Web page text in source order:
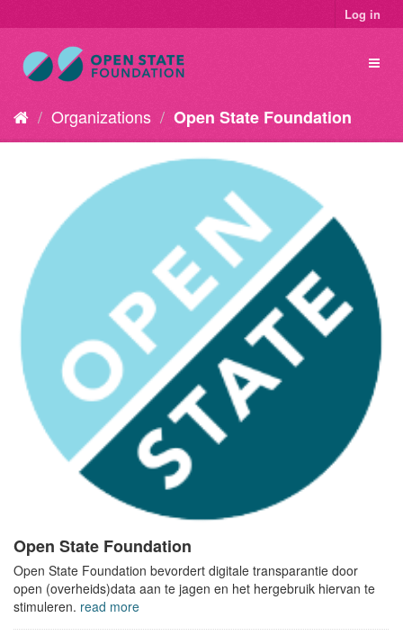
Log in
Organizations Open State Foundation
Open State Foundation
Open State Foundation bevordert digitale transparantie door
open (overheids)data aan te jagen en het hergebruik hiervan te
stimuleren. read more